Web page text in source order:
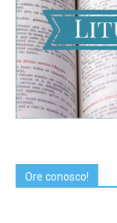
Ore conosco!